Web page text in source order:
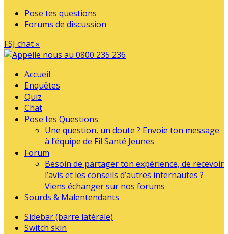
Pose tes questions
Forums de discussion
FSJ chat »
Accueil
Enquêtes
Quiz
Chat
Pose tes Questions
Une question, un doute ? Envoie ton message
à l’équipe de Fil Santé Jeunes
Forum
Besoin de partager ton expérience, de recevoir
l’avis et les conseils d’autres internautes ?
Viens échanger sur nos forums
Sourds & Malentendants
Sidebar (barre latérale)
Switch skin